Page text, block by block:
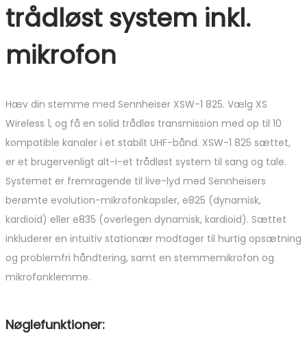
trådløst system inkl.
mikrofon
Hæv din stemme med Sennheiser XSW-1 825. Vælg XS
Wireless 1, og få en solid trådløs transmission med op til 10
kompatible kanaler i et stabilt UHF-bånd. XSW-1 825 sættet,
er et brugervenligt alt-i-et trådløst system til sang og tale.
Systemet er fremragende til live-lyd med Sennheisers
berømte evolution-mikrofonkapsler, e825 (dynamisk,
kardioid) eller e835 (overlegen dynamisk, kardioid). Sættet
inkluderer en intuitiv stationær modtager til hurtig opsætning
og problemfri håndtering, samt en stemmemikrofon og
mikrofonklemme.
Nøglefunktioner: